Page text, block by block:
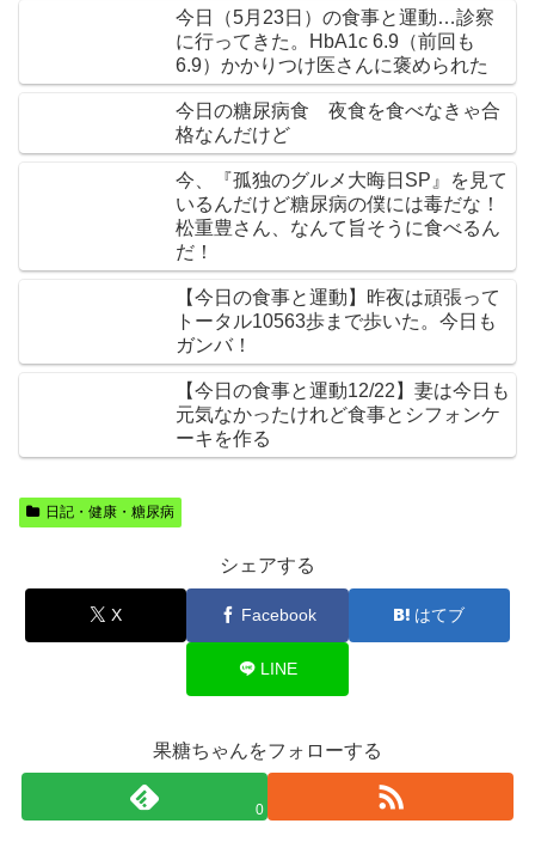
今日（5月23日）の食事と運動…診察
に行ってきた。HbA1c 6.9（前回も
6.9）かかりつけ医さんに褒められた
今日の糖尿病食 夜食を食べなきゃ合
格なんだけど
今、『孤独のグルメ大晦日SP』を見て
いるんだけど糖尿病の僕には毒だな！
松重豊さん、なんて旨そうに食べるん
だ！
【今日の食事と運動】昨夜は頑張って
トータル10563歩まで歩いた。今日も
ガンバ！
【今日の食事と運動12/22】妻は今日も
元気なかったけれど食事とシフォンケ
ーキを作る
日記・健康・糖尿病
シェアする
X Facebook はてブ
LINE
果糖ちゃんをフォローする
0